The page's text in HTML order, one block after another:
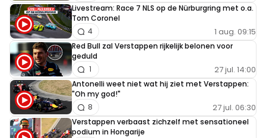
Livestream: Race 7 NLS op de Nürburgring met o.a.
Tom Coronel
1 aug. 09:15
4
Red Bull zal Verstappen rijkelijk belonen voor
geduld
27 jul. 14:00
1
Antonelli weet niet wat hij ziet met Verstappen:
"Oh my god!"
27 jul. 06:30
8
Verstappen verbaast zichzelf met sensationeel
podium in Hongarije